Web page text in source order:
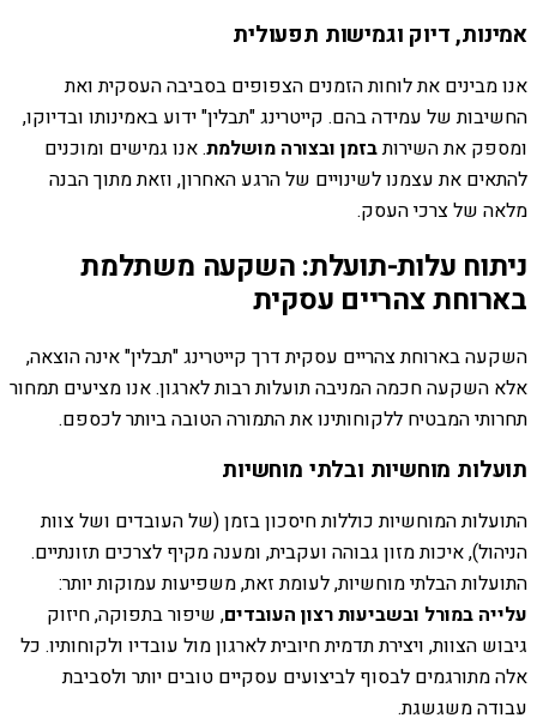
אמינות, דיוק וגמישות תפעולית
אנו מבינים את לוחות הזמנים הצפופים בסביבה העסקית ואת
החשיבות של עמידה בהם. קייטרינג "תבלין" ידוע באמינותו ובדיוקו,
ומספק את השירותבזמן ובצורה מושלמת. אנו גמישים ומוכנים
להתאים את עצמנו לשינויים של הרגע האחרון, וזאת מתוך הבנה
מלאה של צרכי העסק.
ניתוח עלות-תועלת: השקעה משתלמת
בארוחת צהריים עסקית
השקעה בארוחת צהריים עסקית דרך קייטרינג "תבלין" אינה הוצאה,
אלא השקעה חכמה המניבה תועלות רבות לארגון. אנו מציעים תמחור
תחרותי המבטיח ללקוחותינו את התמורה הטובה ביותר לכספם.
תועלות מוחשיות ובלתי מוחשיות
התועלות המוחשיות כוללות חיסכון בזמן (של העובדים ושל צוות
הניהול), איכות מזון גבוהה ועקבית, ומענה מקיף לצרכים תזונתיים.
התועלות הבלתי מוחשיות, לעומת זאת, משפיעות עמוקות יותר:
עלייה במורל ובשביעות רצון העובדים, שיפור בתפוקה, חיזוק
גיבוש הצוות, ויצירת תדמית חיובית לארגון מול עובדיו ולקוחותיו. כל
אלה מתורגמים לבסוף לביצועים עסקיים טובים יותר ולסביבת
עבודה משגשגת.